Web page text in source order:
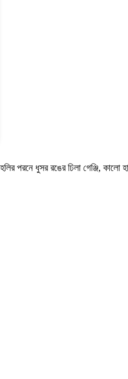
পরনে ধুসর রঙের ঢিলা গেঞ্জি,